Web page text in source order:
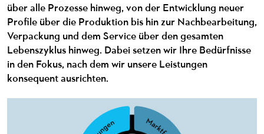
über alle Prozesse hinweg, von der Entwicklung neuer
Profile über die Produktion bis hin zur Nachbearbeitung,
Verpackung und dem Service über den gesamten
Lebenszyklus hinweg. Dabei setzen wir Ihre Bedürfnisse
in den Fokus, nach dem wir unsere Leistungen
konsequent ausrichten.